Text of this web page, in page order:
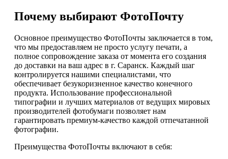
Почему выбирают ФотоПочту
Основное преимущество ФотоПочты заключается в том,
что мы предоставляем не просто услугу печати, а
полное сопровождение заказа от момента его создания
до доставки на ваш адрес в г. Саранск. Каждый шаг
контролируется нашими специалистами, что
обеспечивает безукоризненное качество конечного
продукта. Использование профессиональной
типографии и лучших материалов от ведущих мировых
производителей фотобумаги позволяет нам
гарантировать премиум-качество каждой отпечатанной
фотографии.
Преимущества ФотоПочты включают в себя: